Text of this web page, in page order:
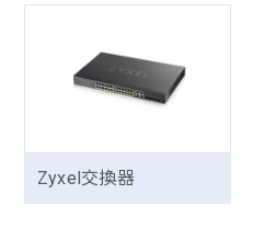
Zyxel交換器